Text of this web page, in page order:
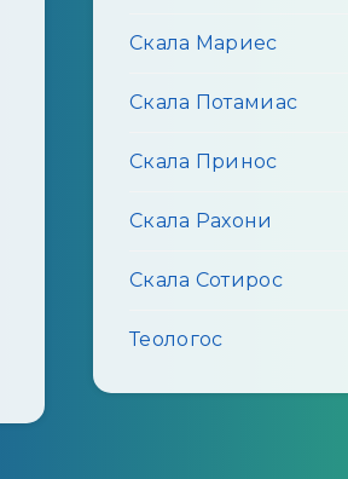
Скала Мариес
Скала Потамиас
Скала Принос
Скала Рахони
Скала Сотирос
Теологос